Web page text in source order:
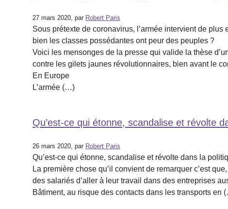
27 mars 2020, par Robert Paris
Sous prétexte de coronavirus, l’armée intervient de
bien les classes possédantes ont peur des peuples ?
Voici les mensonges de la presse qui valide la thèse
contre les gilets jaunes révolutionnaires, bien avant le
En Europe
L’armée (…)
Qu’est-ce qui étonne, scandalise et révolte
26 mars 2020, par Robert Paris
Qu’est-ce qui étonne, scandalise et révolte dans la
La première chose qu’il convient de remarquer c’est
des salariés d’aller à leur travail dans des entreprises
Bâtiment, au risque des contacts dans les transports en